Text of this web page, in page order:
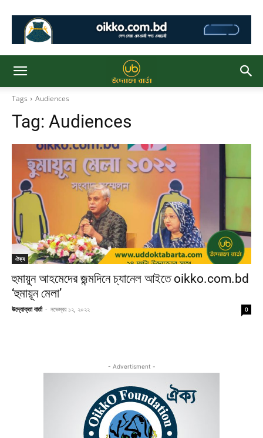
Tags Audiences
Tag: Audiences
ঐক্য
হুমায়ুন আহমেদের জন্মদিনে চ্যানেল আইতে oikko.com.bd
‘হুমায়ূন মেলা’
উদ্যোক্তা বার্তা - নভেম্বর ১২, ২০২২ 0
- Advertisment -